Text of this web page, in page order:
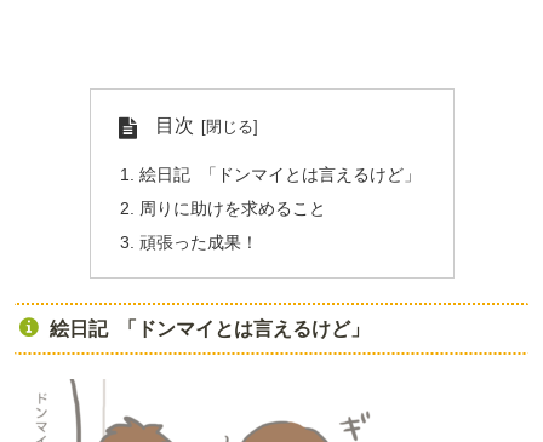
目次
絵日記 「ドンマイとは言えるけど」
周りに助けを求めること
頑張った成果！
絵日記 「ドンマイとは言えるけど」